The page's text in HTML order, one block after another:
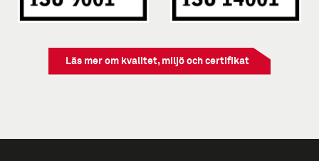
Läs mer om kvalitet, miljö och certifikat